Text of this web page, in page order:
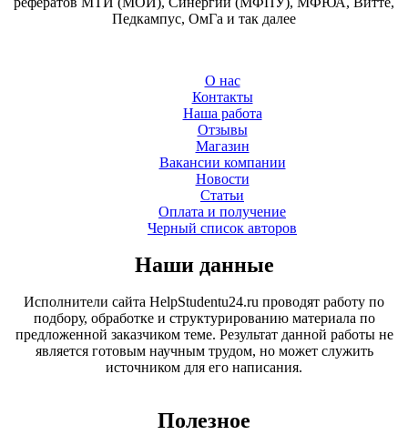
Педкампус, ОмГа и так далее
О нас
Контакты
Наша работа
Отзывы
Магазин
Вакансии компании
Новости
Статьи
Оплата и получение
Черный список авторов
Наши данные
Исполнители сайта HelpStudentu24.ru проводят работу по
подбору, обработке и структурированию материала по
предложенной заказчиком теме. Результат данной работы не
является готовым научным трудом, но может служить
источником для его написания.
Полезное